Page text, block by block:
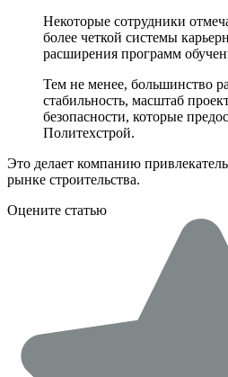
Некоторые сотрудники
более четкой системы
расширения программ
Тем не менее, большинство
стабильность, масштаб
безопасности, которые
Политехстрой.
Это делает компанию
рынке строительства.
Оцените статью